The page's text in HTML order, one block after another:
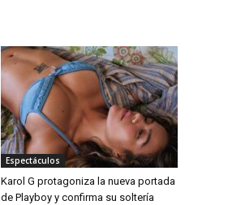
Espectáculos
Karol G protagoniza la nueva portada
de Playboy y confirma su soltería